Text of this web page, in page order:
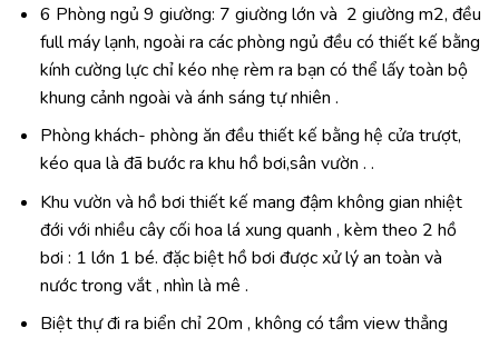
6 Phòng ngủ 9 giường: 7 giường lớn và 2 giường m2, đều
full máy lạnh, ngoài ra các phòng ngủ đều có thiết kế bằng
kính cường lực chỉ kéo nhẹ rèm ra bạn có thể lấy toàn bộ
khung cảnh ngoài và ánh sáng tự nhiên .
Phòng khách- phòng ăn đều thiết kế bằng hệ cửa trượt,
kéo qua là đã bước ra khu hồ bơi,sân vườn . .
Khu vườn và hồ bơi thiết kế mang đậm không gian nhiệt
đới với nhiều cây cối hoa lá xung quanh , kèm theo 2 hồ
bơi : 1 lớn 1 bé. đặc biệt hồ bơi được xử lý an toàn và
nước trong vắt , nhìn là mê .
Biệt thự đi ra biển chỉ 20m , không có tầm view thẳng